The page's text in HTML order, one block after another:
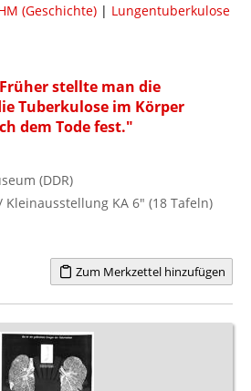
(Geschichte) | Lungentuberkulose
stellte man die
Tuberkulose im Körper
dem Tode fest."
(DDR)
KA 6" (18 Tafeln)
Zum Merkzettel hinzufügen